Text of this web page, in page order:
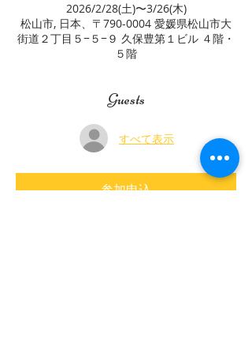
2026/2/28(土)〜3/26(木)
松山市, 日本、〒790-0004 愛媛県松山市大
街道２丁目５−５−９ 久保豊第１ビル ４階・
５階
Guests
すべて表示
参加申込